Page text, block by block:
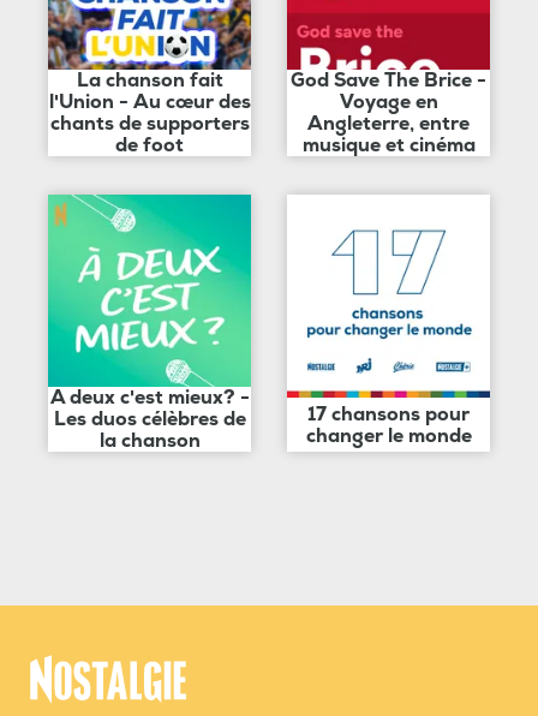
La chanson fait
l'Union - Au cœur des
chants de supporters
de foot
God Save The Brice -
Voyage en
Angleterre, entre
musique et cinéma
A deux c'est mieux? -
Les duos célèbres de
la chanson
17 chansons pour
changer le monde